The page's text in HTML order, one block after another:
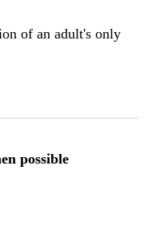
of an adult's only
possible